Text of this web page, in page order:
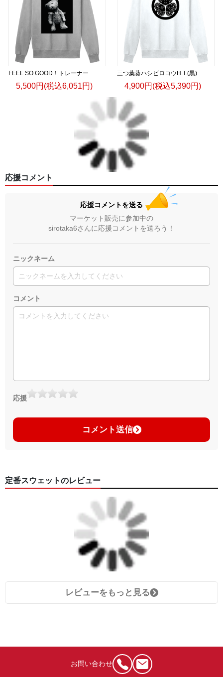
FEEL SO GOOD！トレーナー
5,500円(税込6,051円)
三つ葉葵ハシビロコウH.T.(黒)
4,900円(税込5,390円)
応援コメント
応援コメントを送る
マーケット販売に参加中の
sirotaka6さんに応援コメントを送ろう！
ニックネーム
コメント
応援
コメント送信
定番スウェットのレビュー
レビューをもっと見る
お問い合わせ